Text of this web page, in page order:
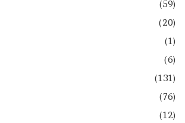
(59)
(20)
(1)
(6)
(131)
(76)
(12)